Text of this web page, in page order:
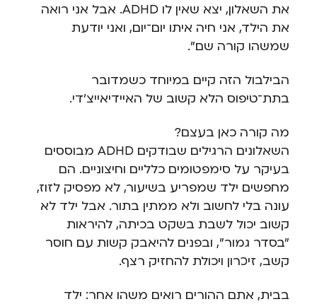
את השאלון, יצא שאין לו ADHD. אבל אני רואה
את הילד, אני חיה איתו יום־יום, ואני יודעת
שמשהו קורה שם".
הבילבול הזה קיים במיוחד כשמדובר
בתת־טיפוס הלא קשוב של האיידיאייצ'די.
מה קורה כאן בעצם?
השאלונים הרגילים שבודקים ADHD מבוססים
בעיקר על סימפטומים כלליים וחיצוניים. הם
מחפשים ילד שמפריע בשיעור, לא מפסיק לזוז,
עונה בלי לחשוב ולא ממתין בתור. אבל ילד לא
קשוב יכול לשבת בשקט בכיתה, להיראות
"בסדר גמור", ובפנים להיאבק קשות עם חוסר
קשב, זיכרון ויכולת להחזיק רצף.
בבית, אתם ההורים רואים משהו אחר: ילד